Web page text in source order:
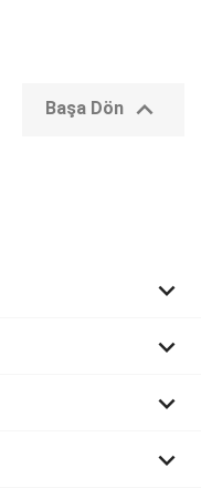
Başa Dön 



